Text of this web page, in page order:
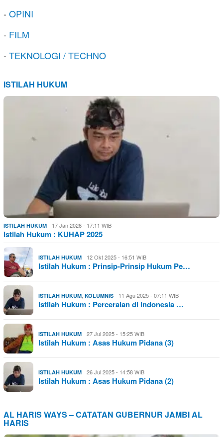
-OPINI
- FILM
-TEKNOLOGI / TECHNO
ISTILAH HUKUM
ISTILAH HUKUM 17 Jan 2026 - 17:11 WIB
Istilah Hukum : KUHAP 2025
ISTILAH HUKUM 12 Okt 2025 - 16:51 WIB
Istilah Hukum : Prinsip-Prinsip Hukum Pe…
ISTILAH HUKUM, KOLUMNIS 11 Agu 2025 - 07:11 WIB
Istilah Hukum : Perceraian di Indonesia …
ISTILAH HUKUM 27 Jul 2025 - 15:25 WIB
Istilah Hukum : Asas Hukum Pidana (3)
ISTILAH HUKUM 26 Jul 2025 - 14:58 WIB
Istilah Hukum : Asas Hukum Pidana (2)
AL HARIS WAYS – CATATAN GUBERNUR JAMBI AL
HARIS